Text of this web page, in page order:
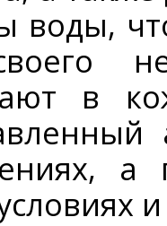
воды,
в
а
и